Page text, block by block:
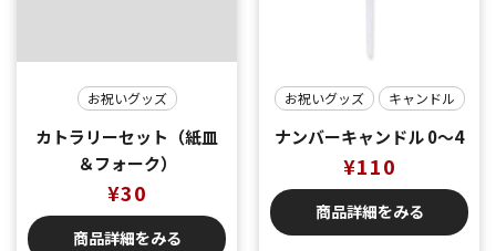
お祝いグッズ
カトラリーセット（紙皿
＆フォーク）
¥30
商品詳細をみる
お祝いグッズ キャンドル
ナンバーキャンドル 0〜4
¥110
商品詳細をみる